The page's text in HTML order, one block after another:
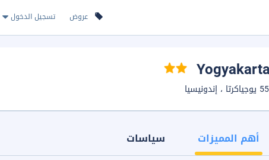
عروض تسجيل الدخول
أهم المميزات سياسات